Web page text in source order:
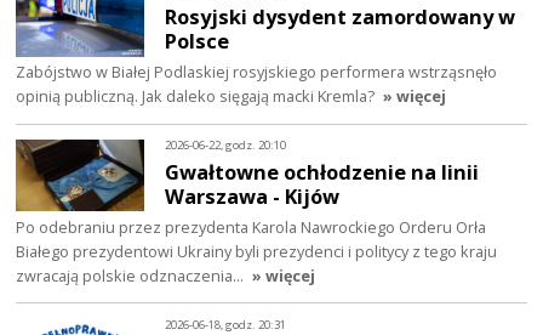
Rosyjski dysydent zamordowany w
Polsce
Zabójstwo w Białej Podlaskiej rosyjskiego performera wstrząsnęło
opinią publiczną. Jak daleko sięgają macki Kremla? » więcej
2026-06-22, godz. 20:10
Gwałtowne ochłodzenie na linii
Warszawa - Kijów
Po odebraniu przez prezydenta Karola Nawrockiego Orderu Orła
Białego prezydentowi Ukrainy byli prezydenci i politycy z tego kraju
zwracają polskie odznaczenia… » więcej
2026-06-18, godz. 20:31